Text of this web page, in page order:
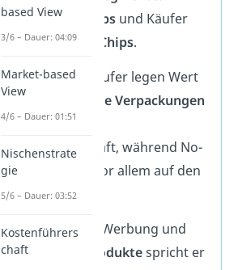
von Markenchipsund Käufer
vonNo-Name-Chips.
Markenchip-Käufer legen Wert
auf
hochwertigeVerpackungen
und eine starke
Markenbotschaft, während No-
Name-Käufer vor allem auf den
Preisachten.
Durch gezielte Werbung und
angepasste Produktespricht er
based View
3/6 – Dauer: 04:09
Market-based
View
4/6 – Dauer: 01:51
Nischenstrate
gie
5/6 – Dauer: 03:52
Kostenführers
chaft